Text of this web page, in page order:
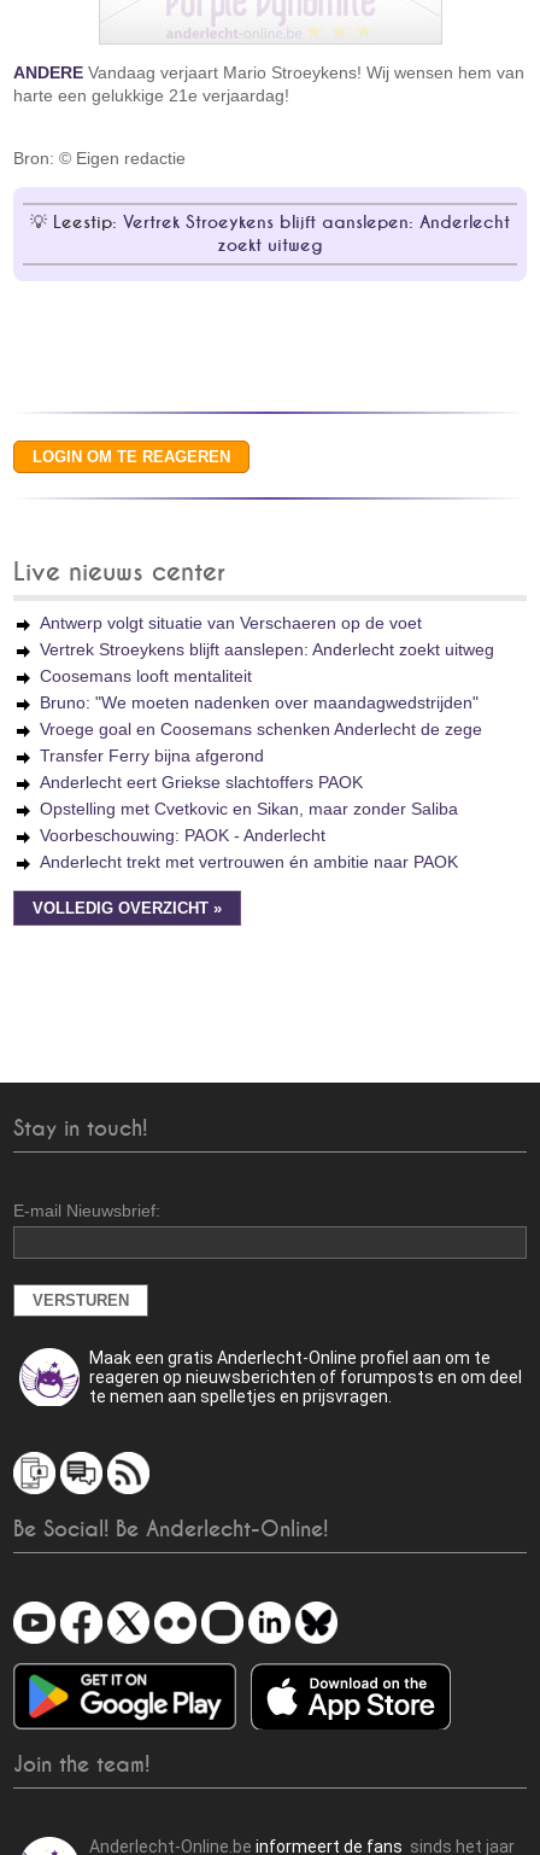
ANDERE Vandaag verjaart Mario Stroeykens! Wij wensen hem van
harte een gelukkige 21e verjaardag!
Bron: © Eigen redactie
Leestip: Vertrek Stroeykens blijft aanslepen: Anderlecht
zoekt uitweg
Live nieuws center
Antwerp volgt situatie van Verschaeren op de voet
Vertrek Stroeykens blijft aanslepen: Anderlecht zoekt uitweg
Coosemans looft mentaliteit
Bruno: "We moeten nadenken over maandagwedstrijden"
Vroege goal en Coosemans schenken Anderlecht de zege
Transfer Ferry bijna afgerond
Anderlecht eert Griekse slachtoffers PAOK
Opstelling met Cvetkovic en Sikan, maar zonder Saliba
Voorbeschouwing: PAOK - Anderlecht
Anderlecht trekt met vertrouwen én ambitie naar PAOK
VOLLEDIG OVERZICHT »
Stay in touch!
E-mail Nieuwsbrief:
Maak een gratis Anderlecht-Online profiel aan om te
reageren op nieuwsberichten of forumposts en om deel
te nemen aan spelletjes en prijsvragen.
Be Social! Be Anderlecht-Online!
Join the team!
Anderlecht-Online.beinformeert de fans sinds het jaar